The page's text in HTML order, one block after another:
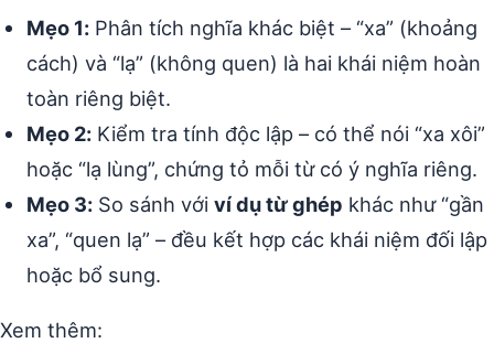
Mẹo 1: Phân tích nghĩa khác biệt – “xa” (khoảng
cách) và “lạ” (không quen) là hai khái niệm hoàn
toàn riêng biệt.
Mẹo 2: Kiểm tra tính độc lập – có thể nói “xa xôi”
hoặc “lạ lùng”, chứng tỏ mỗi từ có ý nghĩa riêng.
Mẹo 3: So sánh với ví dụ từ ghép khác như “gần
xa”, “quen lạ” – đều kết hợp các khái niệm đối lập
hoặc bổ sung.
Xem thêm: